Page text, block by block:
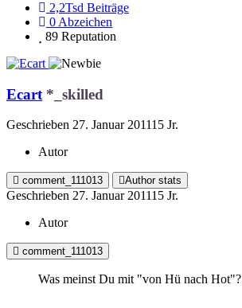
2,2Tsd Beiträge
0 Abzeichen
89 Reputation
Ecart *_skilled
Geschrieben 27. Januar 201115 Jr.
Autor
comment_111013 Author stats
Geschrieben 27. Januar 201115 Jr.
Autor
comment_111013
Was meinst Du mit "von Hü nach Hot"?